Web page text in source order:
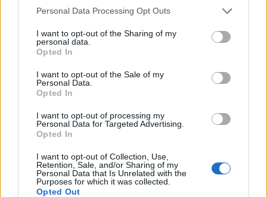
Please note that this website/app uses one or more Google
not limited to your visit or usage behaviour. You may click to
grant or deny consent to Google and its third-party tags to
use your data for below specified purposes in below Google
consent section.
Personal Data Processing Opt Outs
I want to opt-out of the Sharing of my
personal data.
Opted In
I want to opt-out of the Sale of my
Personal Data.
Opted In
I want to opt-out of processing my
Personal Data for Targeted Advertising.
Opted In
I want to opt-out of Collection, Use,
Retention, Sale, and/or Sharing of my
Personal Data that Is Unrelated with the
Purposes for which it was collected.
Opted Out